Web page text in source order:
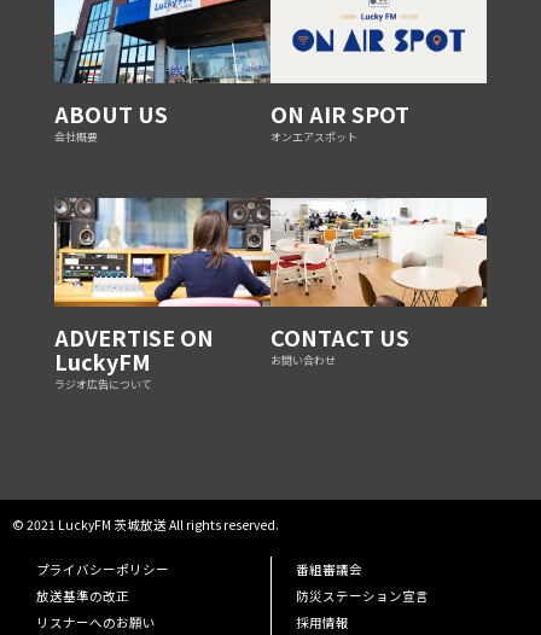
ABOUT US
会社概要
ON AIR SPOT
オンエアスポット
ADVERTISE ON
LuckyFM
ラジオ広告について
CONTACT US
お問い合わせ
© 2021 LuckyFM 茨城放送 All rights reserved.
プライバシーポリシー
番組審議会
放送基準の改正
防災ステーション宣言
リスナーへのお願い
採用情報